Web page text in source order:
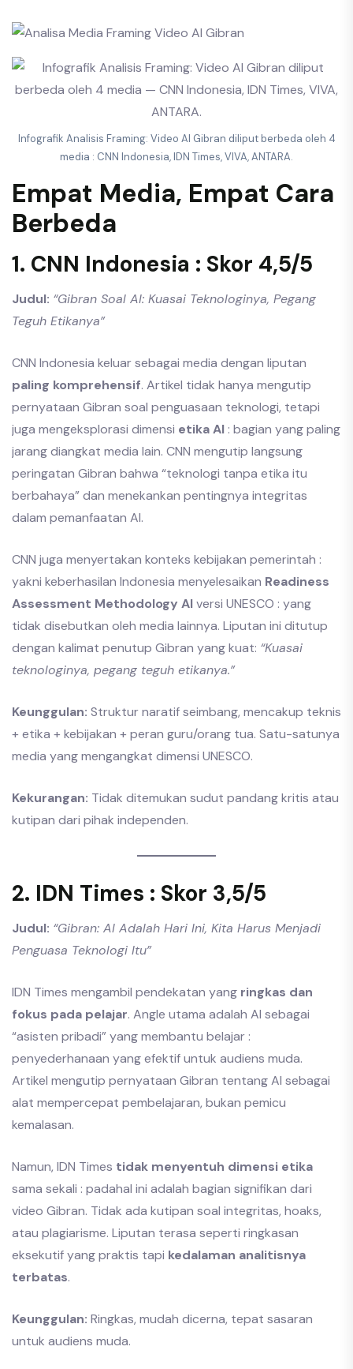
Infografik Analisis Framing: Video AI Gibran diliput berbeda oleh 4
media : CNN Indonesia, IDN Times, VIVA, ANTARA.
Empat Media, Empat Cara
Berbeda
1. CNN Indonesia : Skor 4,5/5
Judul: “Gibran Soal AI: Kuasai Teknologinya, Pegang
Teguh Etikanya”
CNN Indonesia keluar sebagai media dengan liputan
paling komprehensif. Artikel tidak hanya mengutip
pernyataan Gibran soal penguasaan teknologi, tetapi
juga mengeksplorasi dimensi etika AI : bagian yang paling
jarang diangkat media lain. CNN mengutip langsung
peringatan Gibran bahwa “teknologi tanpa etika itu
berbahaya” dan menekankan pentingnya integritas
dalam pemanfaatan AI.
CNN juga menyertakan konteks kebijakan pemerintah :
yakni keberhasilan Indonesia menyelesaikan Readiness
Assessment Methodology AIversi UNESCO : yang
tidak disebutkan oleh media lainnya. Liputan ini ditutup
dengan kalimat penutup Gibran yang kuat: “Kuasai
teknologinya, pegang teguh etikanya.”
Keunggulan: Struktur naratif seimbang, mencakup teknis
+ etika + kebijakan + peran guru/orang tua. Satu-satunya
media yang mengangkat dimensi UNESCO.
Kekurangan: Tidak ditemukan sudut pandang kritis atau
kutipan dari pihak independen.
2. IDN Times : Skor 3,5/5
Judul: “Gibran: AI Adalah Hari Ini, Kita Harus Menjadi
Penguasa Teknologi Itu”
IDN Times mengambil pendekatan yang ringkas dan
fokus pada pelajar. Angle utama adalah AI sebagai
“asisten pribadi” yang membantu belajar :
penyederhanaan yang efektif untuk audiens muda.
Artikel mengutip pernyataan Gibran tentang AI sebagai
alat mempercepat pembelajaran, bukan pemicu
kemalasan.
Namun, IDN Times tidak menyentuh dimensi etika
sama sekali : padahal ini adalah bagian signifikan dari
video Gibran. Tidak ada kutipan soal integritas, hoaks,
atau plagiarisme. Liputan terasa seperti ringkasan
eksekutif yang praktis tapi kedalaman analitisnya
terbatas.
Keunggulan: Ringkas, mudah dicerna, tepat sasaran
untuk audiens muda.